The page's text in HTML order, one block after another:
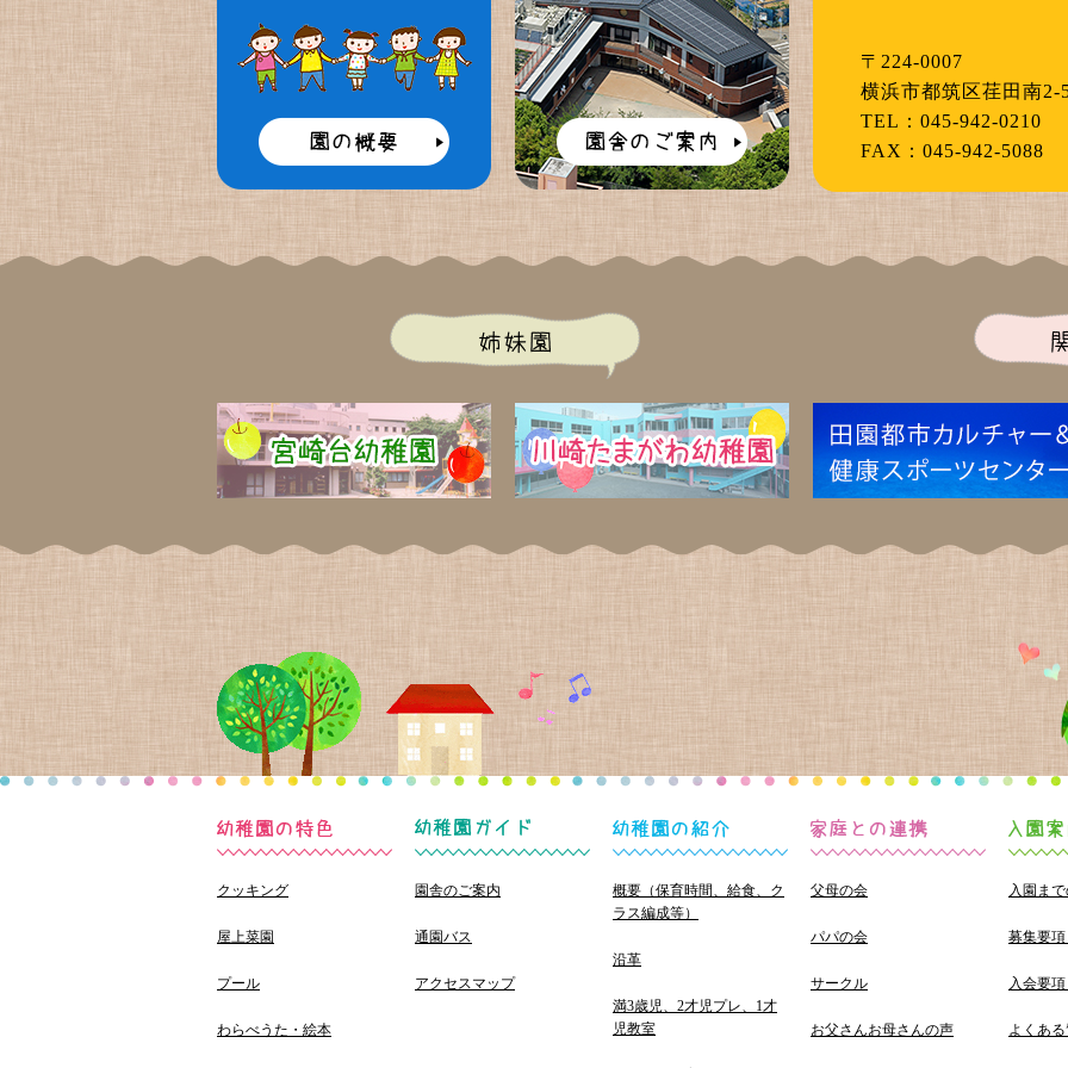
〒224-0007
横浜市都筑区荏田南2-
TEL：045-942-0210
FAX：045-942-5088
クッキング
屋上菜園
プール
わらべうた・絵本
園舎のご案内
通園バス
アクセスマップ
概要（保育時間、給食、ク
ラス編成等）
沿革
満3歳児、2才児プレ、1才
児教室
父母の会
パパの会
サークル
お父さんお母さんの声
入園ま
募集要
入会要
よくあ